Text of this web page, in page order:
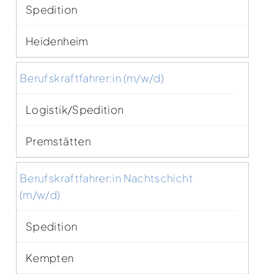
Spedition
Heidenheim
Berufskraftfahrer:in (m/w/d)
Logistik/Spedition
Premstätten
Berufskraftfahrer:in Nachtschicht
(m/w/d)
Spedition
Kempten